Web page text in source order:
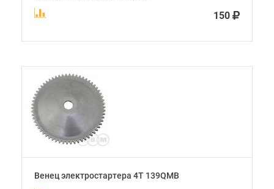
150
Венец электростартера 4Т 139QMB